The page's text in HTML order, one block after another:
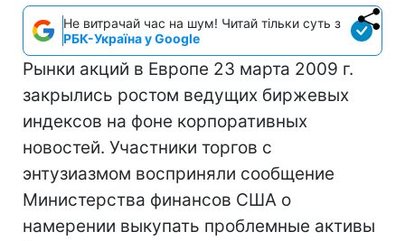
Не витрачай час на шум! Читай тільки суть з
РБК-Україна у Google
Рынки акций в Европе 23 марта 2009 г.
закрылись ростом ведущих биржевых
индексов на фоне корпоративных
новостей. Участники торгов с
энтузиазмом восприняли сообщение
Министерства финансов США о
намерении выкупать проблемные активы